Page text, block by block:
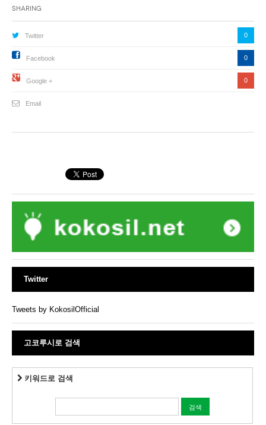
Sharing
Twitter 0
Facebook 0
Google + 0
Email
Twitter
Tweets by KokosilOfficial
고코루시로 검색
키워드로 검색